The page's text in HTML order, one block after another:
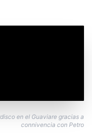
en el Guaviare gracias a
connivencia con Petro